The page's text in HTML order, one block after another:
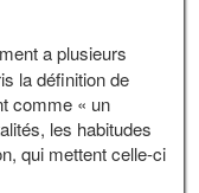
a plusieurs
la définition de
comme « un
les habitudes
qui mettent celle-ci